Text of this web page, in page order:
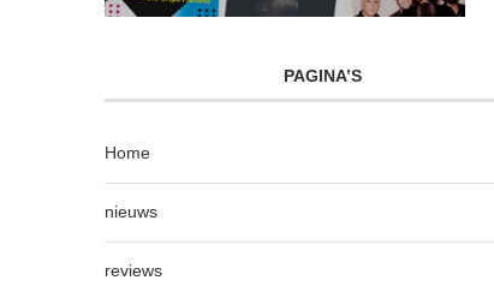
PAGINA’S
Home
nieuws
reviews